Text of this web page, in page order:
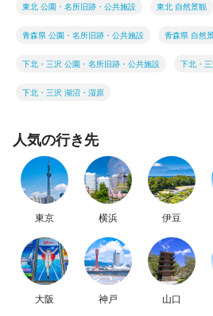
東北 公園・名所旧跡・公共施設 東北 自然景観
青森県 公園・名所旧跡・公共施設 青森県 自然
下北・三沢 公園・名所旧跡・公共施設 下北・
下北・三沢 湖沼・湿原
人気の行き先
東京 横浜 伊豆
大阪 神戸 山口